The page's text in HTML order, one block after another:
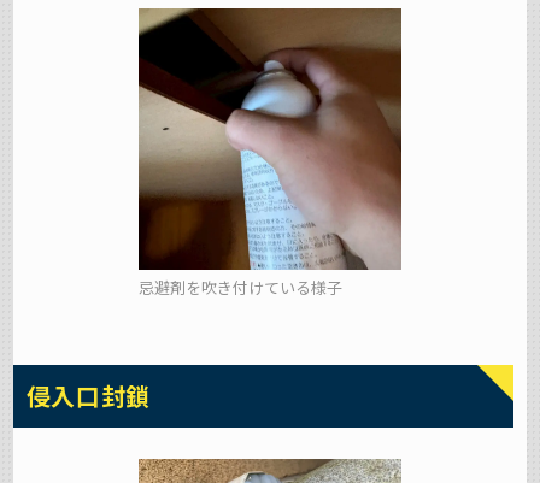
忌避剤を吹き付けている様子
侵入口封鎖